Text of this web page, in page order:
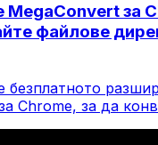
MegaConvert за
файлове
безплатното
Chrome, за да